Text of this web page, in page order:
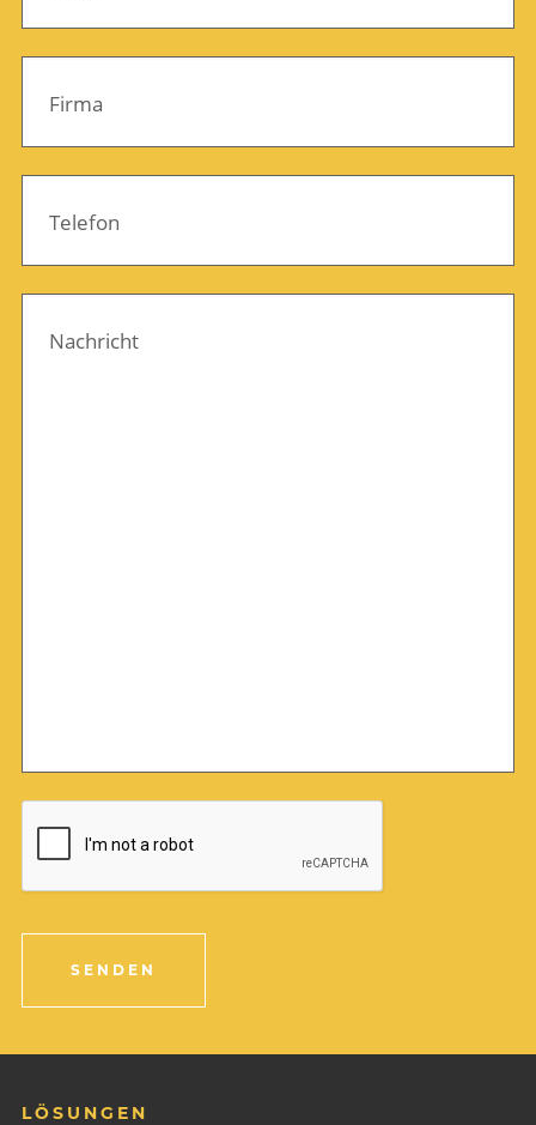
Firma
Telefon
Nachricht
SENDEN
LÖSUNGEN